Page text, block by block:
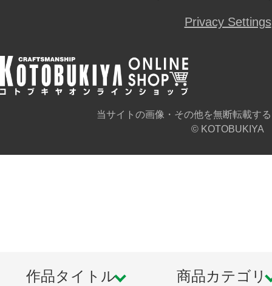
Privacy Settings
当サイトの画像・その他を無断転載す
© KOTOBUKIYA
作品タイトル 商品カテゴリ